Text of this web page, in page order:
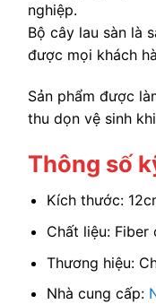
nghiệp.
Bộ cây lau sàn là
được mọi khách
Sản phẩm được
thu dọn vệ sinh
Thông số
Kích thước:
Chất liệu: Fiber
Thương hiệu:
Nhà cung cấp: